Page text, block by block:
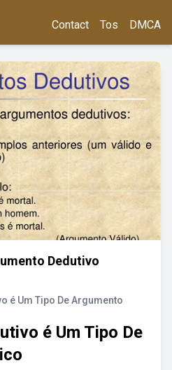
Contact Tos DMCA
Dedutivo
é Um Tipo De Argumento
é Um Tipo De